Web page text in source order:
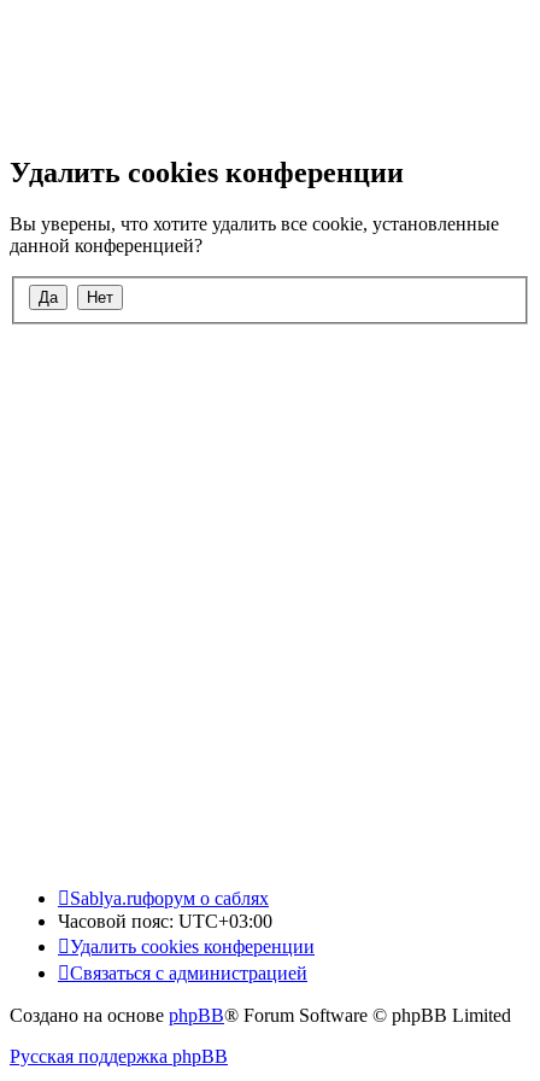
Удалить cookies конференции
Вы уверены, что хотите удалить все cookie, установленные
данной конференцией?
Sablya.ruфорум о саблях
Часовой пояс: UTC+03:00
Удалить cookies конференции
Связаться с администрацией
Создано на основе phpBB® Forum Software © phpBB Limited
Русская поддержка phpBB